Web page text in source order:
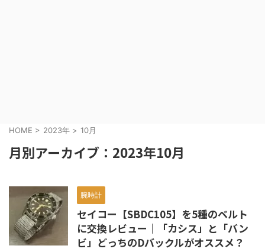
HOME > 2023年 > 10月
月別アーカイブ：2023年10月
腕時計
セイコー【SBDC105】を5種のベルト
に交換レビュー｜「カシス」と「バン
ビ」どっちのDバックルがオススメ？